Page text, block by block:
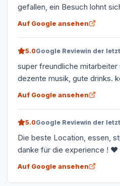
gefallen, ein Besuch lohnt
Auf Google ansehen
5.0Google Reviewin der
super freundliche
dezente musik, gute drinks.
Auf Google ansehen
5.0Google Reviewin der
Die beste Location, essen,
danke für die experience ! ❤️
Auf Google ansehen